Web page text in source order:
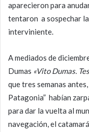
aparecieron para
tentaron a sospechar
interviniente.
A mediados de
Dumas «Vito Dumas.
que tres semanas
Patagonia” habían
para dar la vuelta al
navegación, el